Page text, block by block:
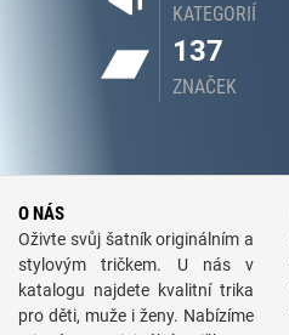
KATEGORIÍ
137
ZNAČEK
O NÁS
Oživte svůj šatník originálním a
stylovým tričkem. U nás v
katalogu najdete kvalitní trika
pro děti, muže i ženy. Nabízíme